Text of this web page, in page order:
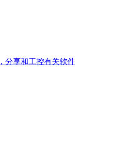
分享和工控有关软件